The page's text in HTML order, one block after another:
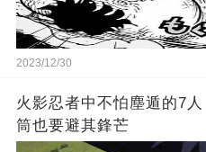
2023/12/30
火影忍者中不怕塵遁的7
筒也要避其鋒芒